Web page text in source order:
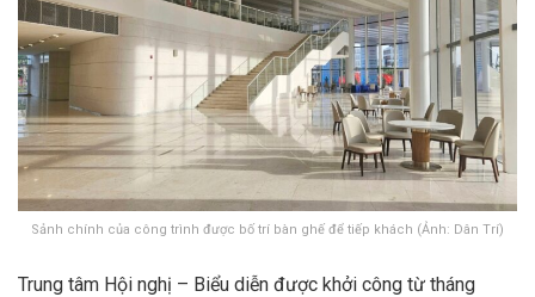
Sảnh chính của công trình được bố trí bàn ghế để tiếp khách (Ảnh: Dân Trí)
Trung tâm Hội nghị – Biểu diễn được khởi công từ tháng